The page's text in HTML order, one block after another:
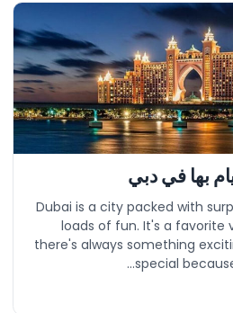
Dubai is a city packed with
loads of fun. It's a favorite
there's always something
special